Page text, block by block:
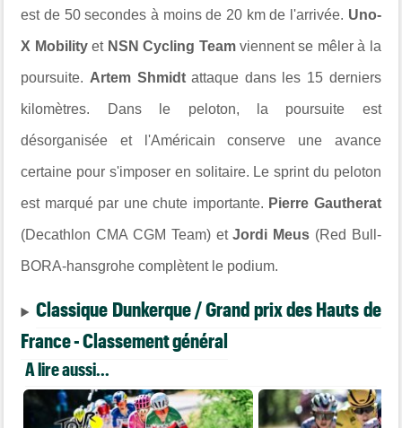
est de 50 secondes à moins de 20 km de l'arrivée. Uno-
X Mobilityet NSN Cycling Teamviennent se mêler à la
poursuite. Artem Shmidtattaque dans les 15 derniers
kilomètres. Dans le peloton, la poursuite est
désorganisée et l'Américain conserve une avance
certaine pour s'imposer en solitaire. Le sprint du peloton
est marqué par une chute importante. Pierre Gautherat
(Decathlon CMA CGM Team) etJordi Meus (Red Bull-
BORA-hansgrohe complètent le podium.
Classique Dunkerque / Grand prix des Hauts de
France - Classement général
A lire aussi...